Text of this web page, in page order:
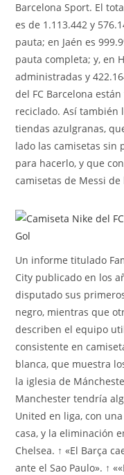
Barcelona Sport. El
es de 1.113.442 y
pauta; en Jaén es
pauta completa; y, en
administradas y
del FC Barcelona
reciclado. Así también
tiendas azulgranas,
lado las camisetas sin
para hacerlo, y que
camisetas de Messi
Un informe titulado
City publicado en los
disputado sus
negro, mientras que
describen el equipo
consistente en
blanca, que muestra
la iglesia de
Manchester tendría
United en liga, con
casa, y la eliminación
Chelsea. ↑ «El Barça
ante el Sao Paulo». ↑